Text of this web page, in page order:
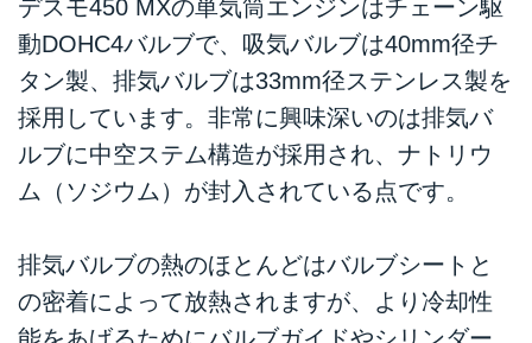
デスモ450 MXの単気筒エンジンはチェーン駆
動DOHC4バルブで、吸気バルブは40mm径チ
タン製、排気バルブは33mm径ステンレス製を
採用しています。非常に興味深いのは排気バ
ルブに中空ステム構造が採用され、ナトリウ
ム（ソジウム）が封入されている点です。
排気バルブの熱のほとんどはバルブシートと
の密着によって放熱されますが、より冷却性